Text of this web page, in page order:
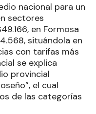
nacional para un
sectores
en Formosa
situándola en
con tarifas más
se explica
provincial
el cual
de las categorías